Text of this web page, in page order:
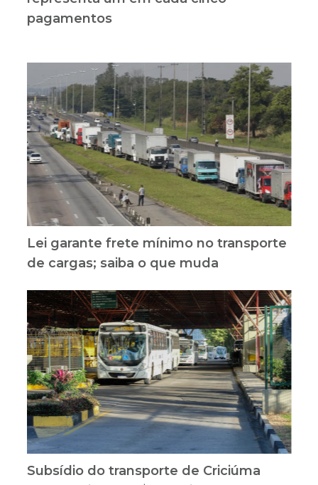
pagamentos
Lei garante frete mínimo no transporte
de cargas; saiba o que muda
Subsídio do transporte de Criciúma